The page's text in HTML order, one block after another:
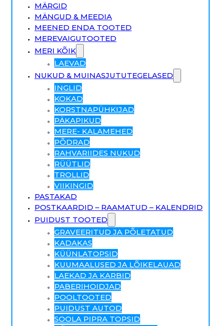
MÄRGID
MÄNGUD & MEEDIA
MEENED ENDA TOOTED
MEREVAIGUTOOTED
MERI KÕIK
LAEVAD
NUKUD & MUINASJUTUTEGELASED
INGLID
KOKAD
KORSTNAPÜHKIJAD
PÄKAPIKUD
MERE- KALAMEHED
PÕDRAD
RAHVARIIDES NUKUD
RÜÜTLID
TROLLID
VIIKINGID
PASTAKAD
POSTKAARDID – RAAMATUD – KALENDRID
PUIDUST TOOTED
GRAVEERITUD JA PÕLETATUD
KADAKAS
KÜÜNLATOPSID
KUUMAALUSED JA LÕIKELAUAD
LAEKAD JA KARBID
PABERIHOIDJAD
POOLTOOTED
PUIDUST AUTOD
SOOLA PIPRA TOPSID